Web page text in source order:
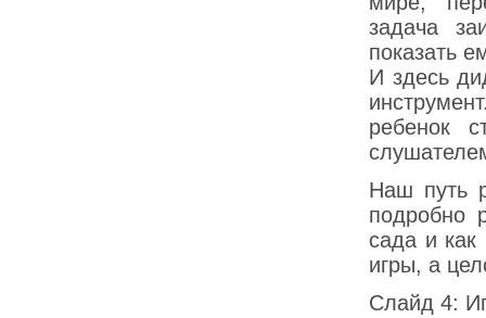
задача
показать
И здесь
ребенок
Наш путь
подробно
сада и
игры, а
Слайд 4: